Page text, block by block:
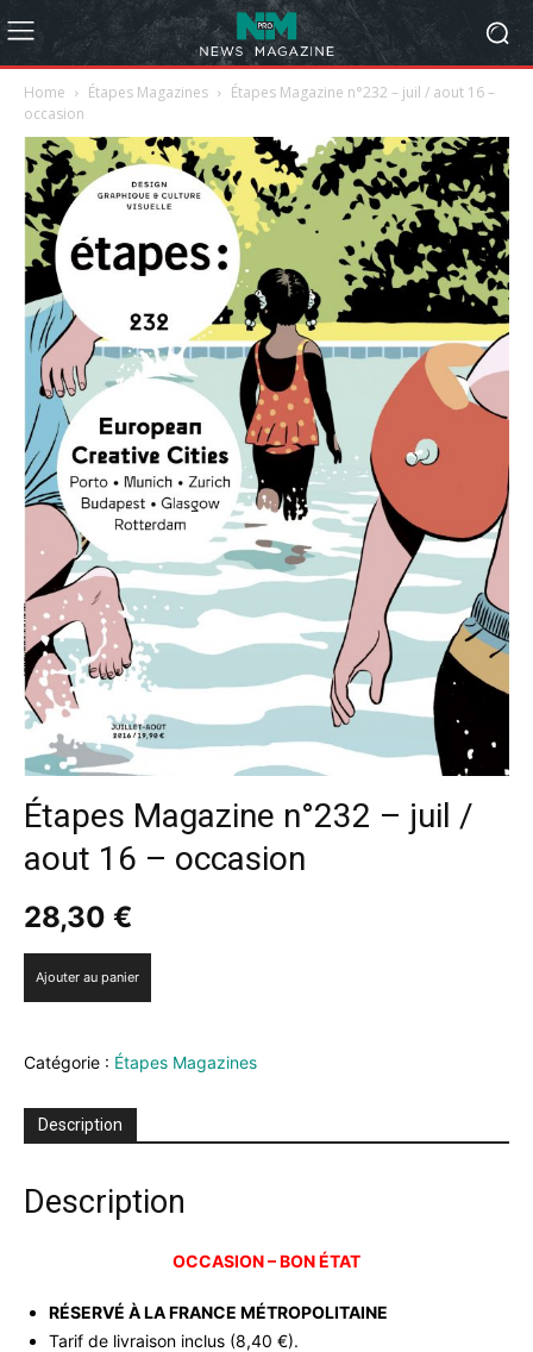
Home Étapes Magazines
Étapes Magazine n°232 – juil / aout 16 –
occasion
Étapes Magazine n°232 – juil /
aout 16 – occasion
28,30 €
n°232
juil
/
16
-
Ajouter au panier
Catégorie : Étapes Magazines
Description
Description
OCCASION – BON ÉTAT
RÉSERVÉ À LA FRANCE MÉTROPOLITAINE
Tarif de livraison inclus (8,40 €).